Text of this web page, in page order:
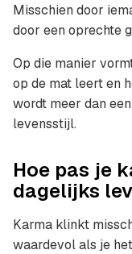
Misschien door
door een oprechte
Op die manier
op de mat leert en
wordt meer dan
levensstijl.
Hoe pas je
dagelijks
Karma klinkt
waardevol als je